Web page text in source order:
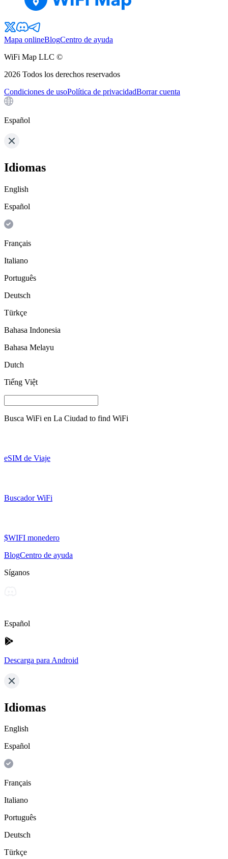
Mapa onlineBlogCentro de ayuda
WiFi Map LLC ©
2026 Todos los derechos reservados
Condiciones de usoPolítica de privacidadBorrar cuenta
Español
Idiomas
English
Español
Français
Italiano
Português
Deutsch
Türkçe
Bahasa Indonesia
Bahasa Melayu
Dutch
Tiếng Việt
Busca WiFi en La Ciudad to find WiFi
eSIM de Viaje
Buscador WiFi
$WIFI monedero
BlogCentro de ayuda
Síganos
Español
Descarga para Android
Idiomas
English
Español
Français
Italiano
Português
Deutsch
Türkçe